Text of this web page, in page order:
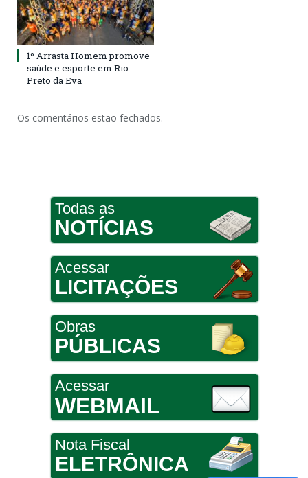
1º Arrasta Homem promove
saúde e esporte em Rio
Preto da Eva
Os comentários estão fechados.
Todas as
NOTÍCIAS
Acessar
LICITAÇÕES
Obras
PÚBLICAS
Acessar
WEBMAIL
Nota Fiscal
ELETRÔNICA